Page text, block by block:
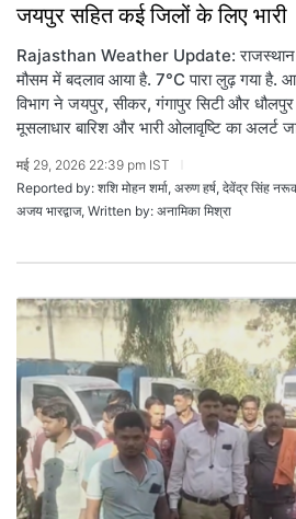
जयपुर सहित कई जिलों के लिए भारी
Rajasthan Weather Update: राजस्थान में
मौसम में बदलाव आया है. 7°C पारा लुढ़ गया है.
विभाग ने जयपुर, सीकर, गंगापुर सिटी और
मूसलाधार बारिश और भारी ओलावृष्टि का अलर्ट
मई 29, 2026 22:39 pm IST
Reported by: शशि मोहन शर्मा, अरुण हर्ष, देवेंद्र सिंह
अजय भारद्वाज, Written by: अनामिका मिश्रा